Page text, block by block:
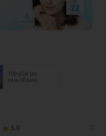
100 ยูนิต (ลด
กราม+ริ้วรอย)
5.0